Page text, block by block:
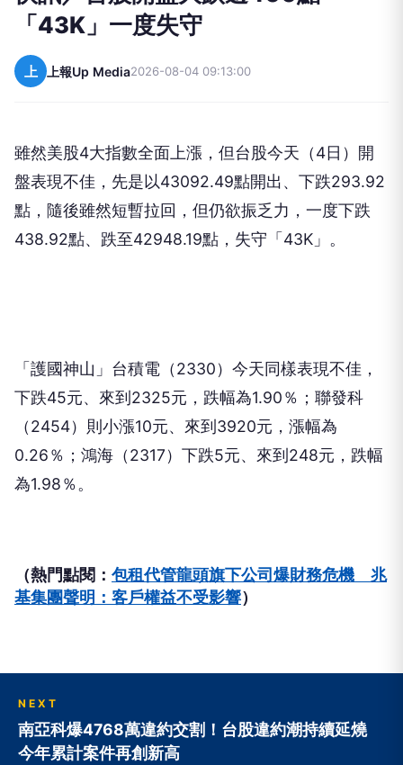
上 上報Up Media 2026-08-04 09:13:00
點，隨後雖然短暫拉回，但仍欲振乏力，一度下跌
438.92點、跌至42948.19點，失守「43K」。
（2454）則小漲10元、來到3920元，漲幅為
0.26％；鴻海（2317）下跌5元、來到248元，跌幅
為1.98％。
南亞科爆4768萬違約交割！台股違約潮持續延燒
今年累計案件再創新高
向下繼續閱讀